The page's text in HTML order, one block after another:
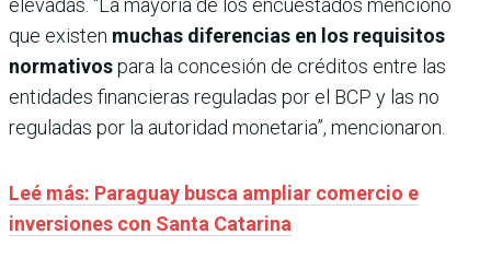
elevadas. “La mayoría de los encuestados mencionó
que existen muchas diferencias en los requisitos
normativospara la concesión de créditos entre las
entidades financieras reguladas por el BCP y las no
reguladas por la autoridad monetaria”, mencionaron.
Leé más: Paraguay busca ampliar comercio e
inversiones con Santa Catarina